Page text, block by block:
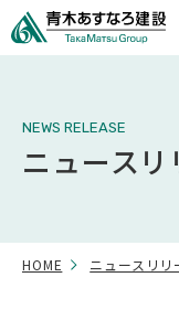
NEWS RELEASE
ニュースリ
HOME ニュースリリ